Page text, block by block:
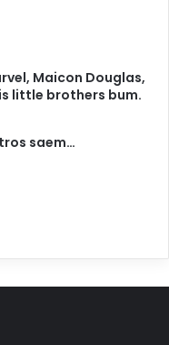
Maicon Douglas,
little brothers bum.
saem…